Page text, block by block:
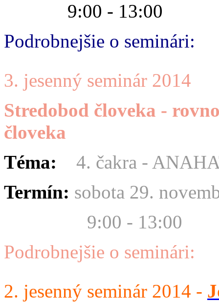
9:00 - 13:00
Podrobnejšie o seminári:
3. jesenný seminár 2014
Stredobod človeka -
človeka
Téma:
4. čakra -
Termín: sobota 29.
9:00 - 13:00
Podrobnejšie o seminári:
2. jesenný seminár 2014 -